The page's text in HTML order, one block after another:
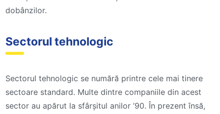
dobânzilor.
Sectorul tehnologic
Sectorul tehnologic se numără printre cele mai tinere
sectoare standard. Multe dintre companiile din acest
sector au apărut la sfârșitul anilor ’90. În prezent însă,